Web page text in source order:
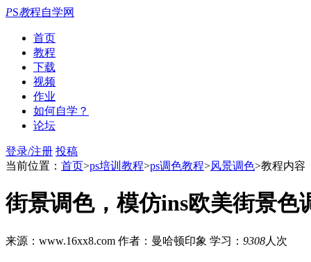
PS教程自学网
首页
教程
下载
视频
作业
如何自学？
论坛
登录/注册 投稿
当前位置： 首页>ps培训教程>ps调色教程>风景调色>教程内容
街景调色，模仿ins欧美街景色
来源：www.16xx8.com 作者：曼哈顿印象 学习： 9308人次